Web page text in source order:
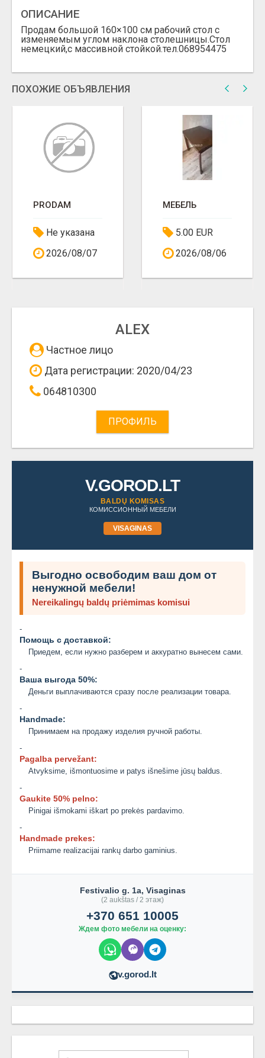
ОПИСАНИЕ
Продам большой 160×100 см рабочий стол с
изменяемым углом наклона столешницы.Стол
немецкий,с массивной стойкой.тел.068954475
ПОХОЖИЕ ОБЪЯВЛЕНИЯ
PRODAM
Не указана
2026/08/07
МЕБЕЛЬ
5.00 EUR
2026/08/06
ALEX
Частное лицо
Дата регистрации: 2020/04/23
064810300
ПРОФИЛЬ
V.GOROD.LT
BALDŲ KOMISAS
КОМИССИОННЫЙ МЕБЕЛИ
VISAGINAS
Выгодно освободим ваш дом от
ненужной мебели!
Nereikalingų baldų priėmimas komisui
-
Помощь с доставкой:
Приедем, если нужно разберем и аккуратно вынесем сами.
-
Ваша выгода 50%:
Деньги выплачиваются сразу после реализации товара.
-
Handmade:
Принимаем на продажу изделия ручной работы.
-
Pagalba pervežant:
Atvyksime, išmontuosime и patys išnešime jūsų baldus.
-
Gaukite 50% pelno:
Pinigai išmokami iškart po prekės pardavimo.
-
Handmade prekes:
Priimame realizacijai rankų darbo gaminius.
Festivalio g. 1a, Visaginas
(2 aukštas / 2 этаж)
+370 651 10005
Ждем фото мебели на оценку:
v.gorod.lt